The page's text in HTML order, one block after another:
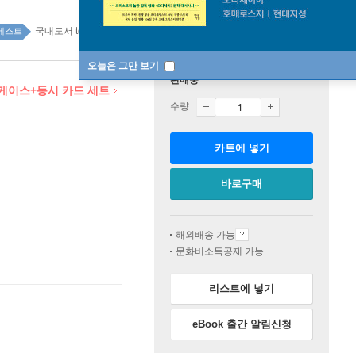
오늘은 그만 보기
스트 국내도서 top100 1주
이스+동시 카드 세트
판매중
수량
카트에 넣기
바로구매
해외배송 가능
문화비소득공제 가능
리스트에 넣기
eBook 출간 알림신청